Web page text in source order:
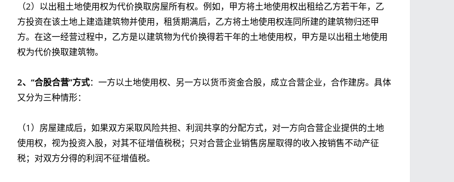
（2）以出租土地使用权为代价换取房屋所有权。例如，甲方将土地使用权出租给乙方若干年，乙
方投资在该土地上建造建筑物并使用，租赁期满后，乙方将土地使用权连同所建的建筑物归还甲
方。在这一经营过程中，乙方是以建筑物为代价换得若干年的土地使用权，甲方是以出租土地使用
权为代价换取建筑物。
2、“合股合营”方式：一方以土地使用权、另一方以货币资金合股，成立合营企业，合作建房。具体
又分为三种情形：
（1）房屋建成后，如果双方采取风险共担、利润共享的分配方式，对一方向合营企业提供的土地
使用权，视为投资入股，对其不征增值税税；只对合营企业销售房屋取得的收入按销售不动产征
税；对双方分得的利润不征增值税。